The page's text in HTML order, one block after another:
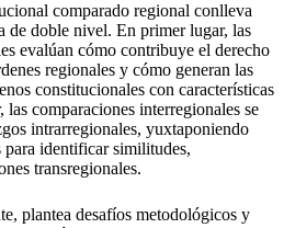
comparado regional conlleva
de doble nivel. En primer lugar, las
evalúan cómo contribuye el derecho
regionales y cómo generan las
constitucionales con características
comparaciones interregionales se
intrarregionales, yuxtaponiendo
para identificar similitudes,
transregionales.
plantea desafíos metodológicos y